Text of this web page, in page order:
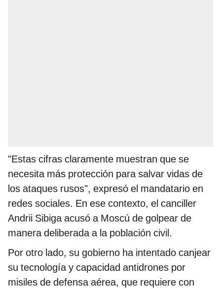
"Estas cifras claramente muestran que se
necesita más protección para salvar vidas de
los ataques rusos", expresó el mandatario en
redes sociales. En ese contexto, el canciller
Andrii Sibiga acusó a Moscú de golpear de
manera deliberada a la población civil.
Por otro lado, su gobierno ha intentado canjear
su tecnología y capacidad antidrones por
misiles de defensa aérea, que requiere con